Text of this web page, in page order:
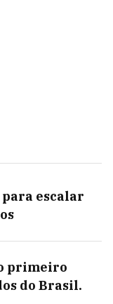
para escalar
primeiro
do Brasil.